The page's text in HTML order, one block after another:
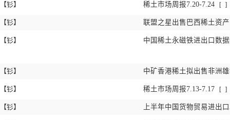
【钐】
【钐】
【钐】
【钐】
【钐】
【钐】
稀土市场周报7.20-7.24 [ ]
联盟之星出售巴西稀土资
中国稀土永磁铁进出口数
中矿香港稀土拟出售非洲
稀土市场周报7.13-7.17 [ ]
上半年中国货物贸易进出